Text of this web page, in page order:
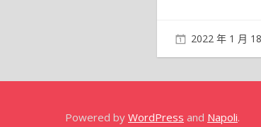
覽 2022 年 1 月
Powered by WordPress and Napoli.